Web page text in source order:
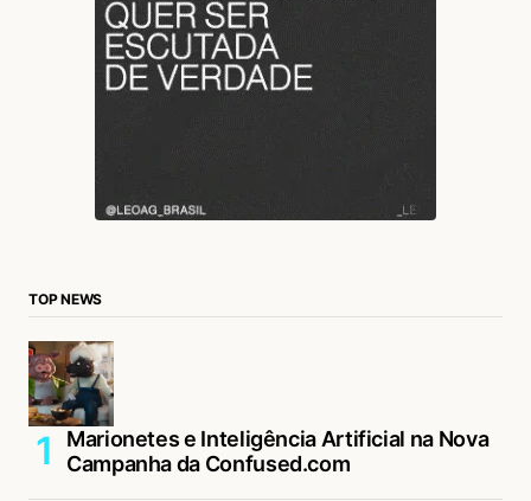
TOP NEWS
Marionetes e Inteligência Artificial na Nova
Campanha da Confused.com